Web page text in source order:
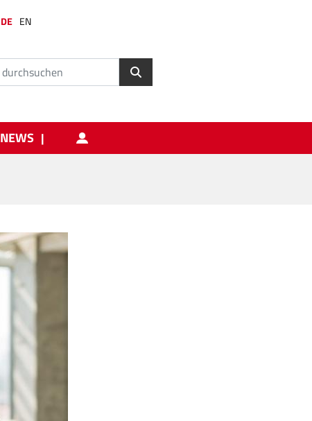
DE EN
NEWS